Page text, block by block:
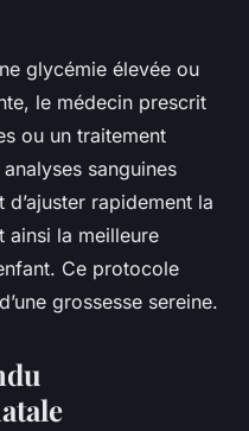
glycémie élevée ou
le médecin prescrit
ou un traitement
sanguines
rapidement la
ainsi la meilleure
Ce protocole
grossesse sereine.